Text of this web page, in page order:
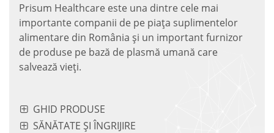
Prisum Healthcare este una dintre cele mai
importante companii de pe piaţa suplimentelor
alimentare din România și un important furnizor
de produse pe bază de plasmă umană care
salvează vieţi.
GHID PRODUSE
SĂNĂTATE ȘI ÎNGRIJIRE